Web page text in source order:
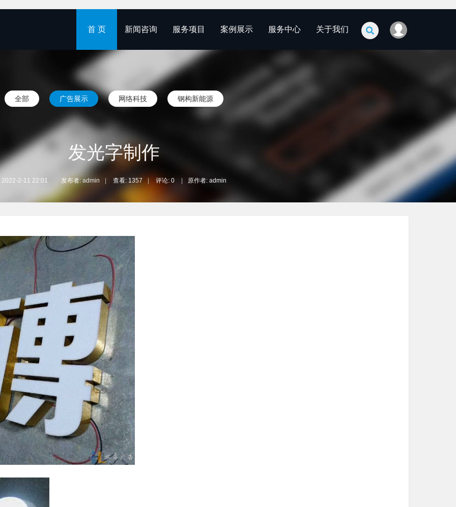
首 页 新闻咨询 服务项目 案例展示 服务中心 关于我们
全部 广告展示 网络科技 钢构新能源
发光字制作
2022-2-11 22:01 发布者:admin 查看: 1357 | 评论: 0 原作者: admin